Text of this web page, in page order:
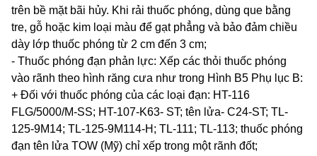
trên bề mặt bãi hủy. Khi rải thuốc phóng, dùng que bằng
tre, gỗ hoặc kim loại màu để gạt phẳng và bảo đảm chiều
dày lớp thuốc phóng từ 2 cm đến 3 cm;
- Thuốc phóng đạn phản lực: Xếp các thỏi thuốc phóng
vào rãnh theo hình răng cưa như trong Hình B5 Phụ lục B:
+ Đối với thuốc phóng của các loại đạn: HT-116
FLG/5000/M-SS; HT-107-K63- ST; tên lửa- C24-ST; TL-
125-9M14; TL-125-9M114-H; TL-111; TL-113; thuốc phóng
đạn tên lửa TOW (Mỹ) chỉ xếp trong một rãnh đốt;